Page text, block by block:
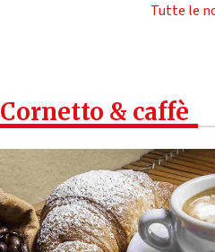
Tutte le
Cornetto & caffè